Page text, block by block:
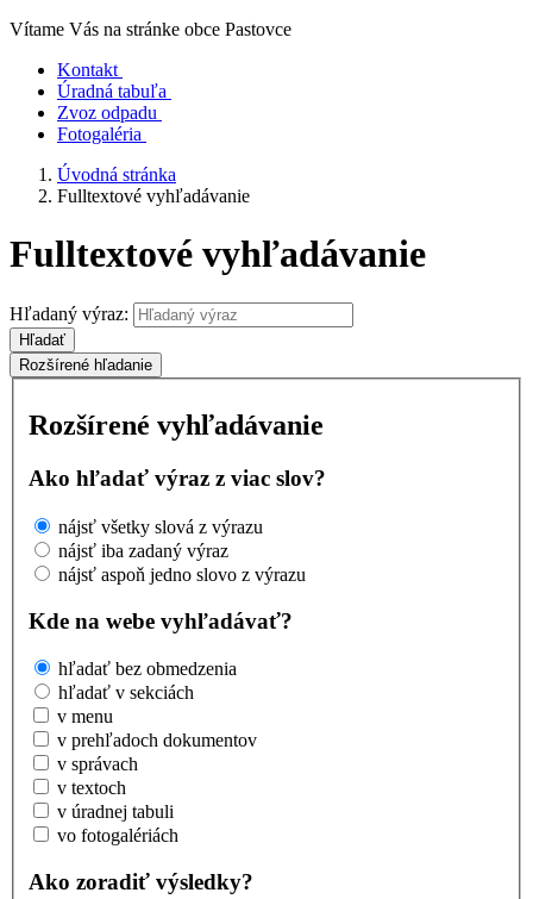
Vítame Vás na stránke obce Pastovce
Kontakt
Úradná tabuľa
Zvoz odpadu
Fotogaléria
Úvodná stránka
Fulltextové vyhľadávanie
Fulltextové vyhľadávanie
Hľadaný výraz:
Hľadať
Rozšírené hľadanie
Rozšírené vyhľadávanie
Ako hľadať výraz z viac slov?
nájsť všetky slová z výrazu
nájsť iba zadaný výraz
nájsť aspoň jedno slovo z výrazu
Kde na webe vyhľadávať?
hľadať bez obmedzenia
hľadať v sekciách
v menu
v prehľadoch dokumentov
v správach
v textoch
v úradnej tabuli
vo fotogalériách
Ako zoradiť výsledky?